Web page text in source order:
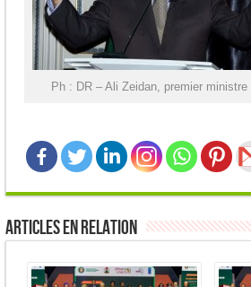
Ph : DR – Ali Zeidan, premier ministre
Articles en relation